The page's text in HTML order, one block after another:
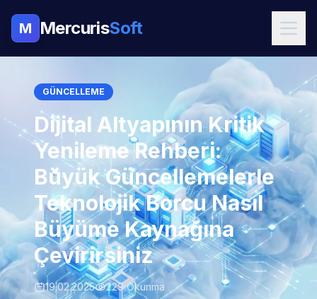
M MercurisSoft
GÜNCELLEME
Dijital Altyapının Kritik
Yenileme Rehberi:
Büyük Güncellemelerle
Teknolojik Borcu Nasıl
Büyüme Kaynağına
Çevirirsiniz
19.02.2025 229 Okunma